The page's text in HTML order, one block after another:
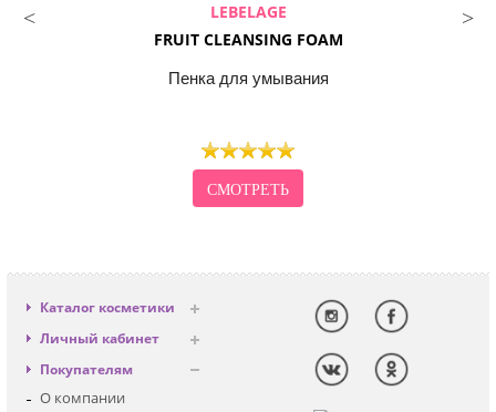
LEBELAGE
FRUIT CLEANSING FOAM
Пенка для умывания
СМОТРЕТЬ
Каталог косметики
Антивозрастная
Декоративная
Личный кабинет
Вход
Регистрация
Покупателям
О компании